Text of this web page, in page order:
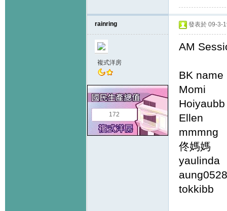
rainring
複式洋房
172
發表於 09-3-
AM
BK
佟媽